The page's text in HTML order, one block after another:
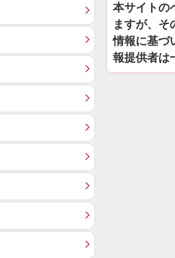
本サイトの
ますが、そ
情報に基づ
報提供者は